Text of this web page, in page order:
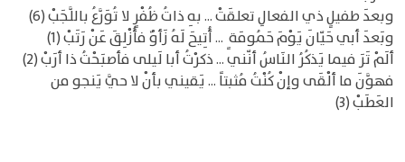
وبعدَ طفيلٍ ذي الفعالِ تعلقَتْ ... بهِ ذاتُ ظُفْرٍ لا تُوَرَّعُ باللَّجَبْ (6)
وبَعدَ أبي حَيّانَ يَوْمَ حَمُومَة ٍ ... أُتِيحَ لَهُ زَأوٌ فأُزْلِقَ عَنْ رَتَبْ (1)
ألَمْ تَرَ فيما يَذكُرُ النَاسُ أنّني ... ذكرْتُ أبا لَيلى فأصبَحْتُ ذا أرَبْ (2)
فهوَّنَ ما ألْقَى وإنْ كُنْتُ مُثبتاً ... يَقيني بأنْ لا حيَّ يَنجو من
العَطَبْ (3)